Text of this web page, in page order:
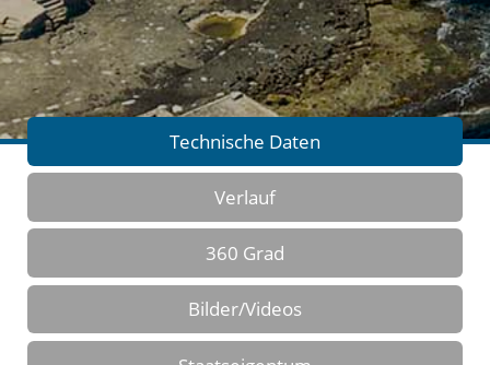
Technische Daten
Verlauf
360 Grad
Bilder/Videos